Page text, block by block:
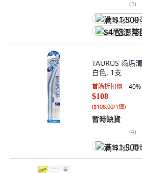
(2)
满 $1,500 再
$4 酷澎幣回
TAURUS 齒垢
白色, 1支
首購折扣價 40%
$108
($108.00/1個)
暫時缺貨
(4)
满 $1,500 再